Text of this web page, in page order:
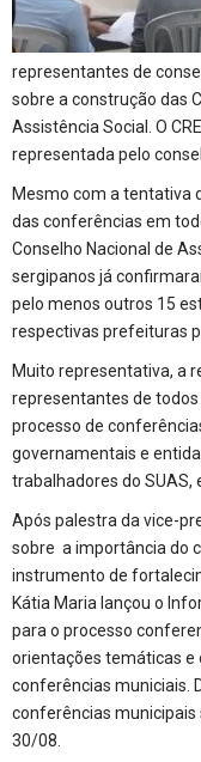
representantes de
sobre a construção das
Assistência Social. O
representada pelo
Mesmo com a tentativa
das conferências em
Conselho Nacional de
sergipanos já
pelo menos outros 15
respectivas prefeituras
Muito representativa, a
representantes de
processo de
governamentais e
trabalhadores do SUAS,
Após palestra da vice-
sobre a importância do
instrumento de
Kátia Maria lançou o
para o processo
orientações temáticas e
conferências municiais.
conferências
30/08.